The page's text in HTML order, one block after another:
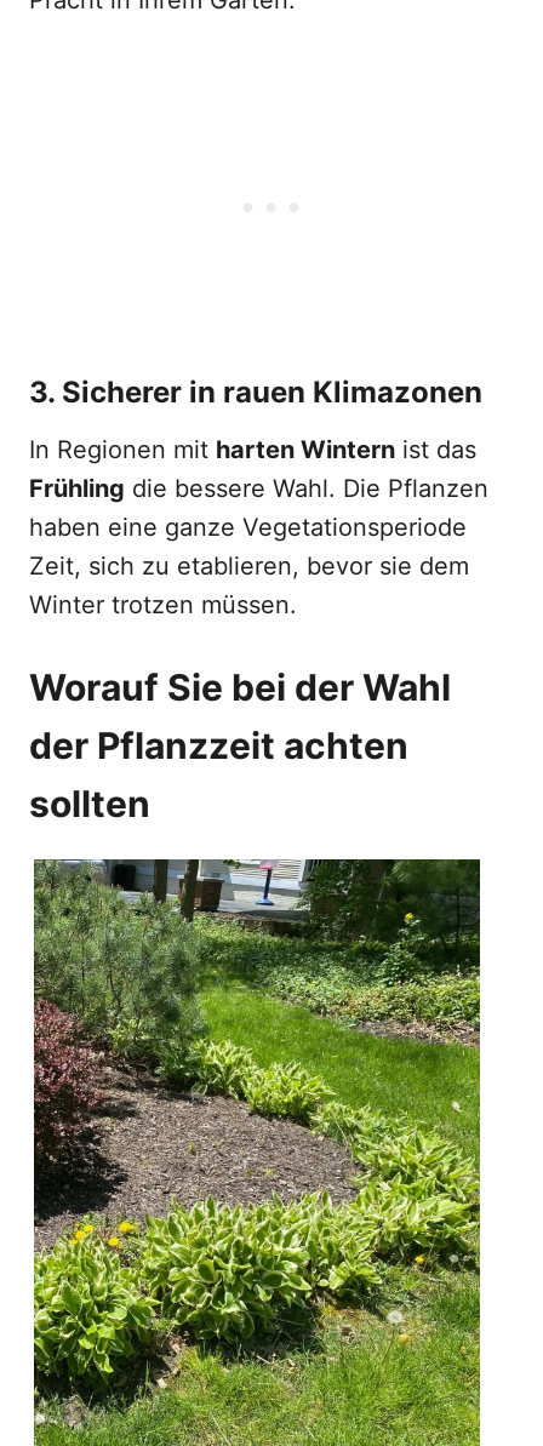
3. Sicherer in rauen Klimazonen
In Regionen mit harten Wintern ist das
Frühling die bessere Wahl. Die Pflanzen
haben eine ganze Vegetationsperiode
Zeit, sich zu etablieren, bevor sie dem
Winter trotzen müssen.
Worauf Sie bei der Wahl
der Pflanzzeit achten
sollten